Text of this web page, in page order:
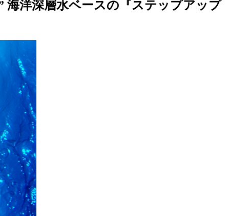
海洋深層水ベースの『ステップアップ